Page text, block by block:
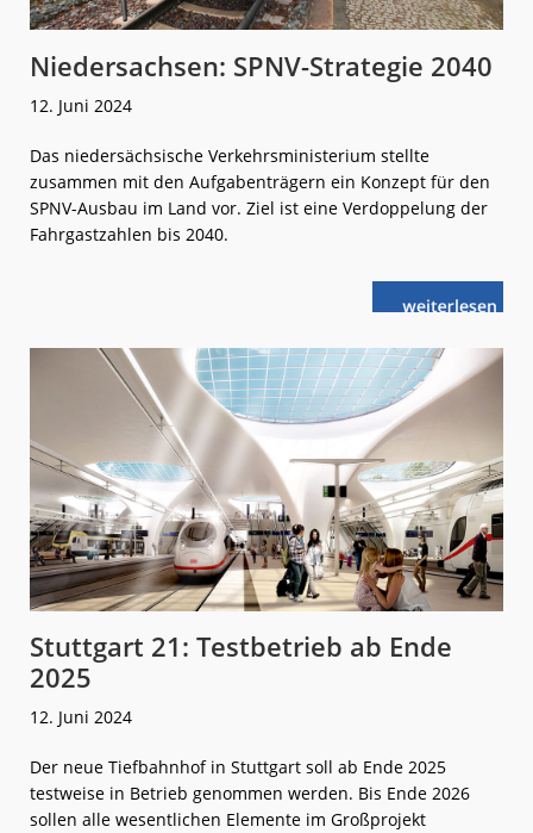
Niedersachsen: SPNV-Strategie 2040
12. Juni 2024
Das niedersächsische Verkehrsministerium stellte
zusammen mit den Aufgabenträgern ein Konzept für den
SPNV-Ausbau im Land vor. Ziel ist eine Verdoppelung der
Fahrgastzahlen bis 2040.
weiterlese
n
Stuttgart 21: Testbetrieb ab Ende
2025
12. Juni 2024
Der neue Tiefbahnhof in Stuttgart soll ab Ende 2025
testweise in Betrieb genommen werden. Bis Ende 2026
sollen alle wesentlichen Elemente im Großprojekt